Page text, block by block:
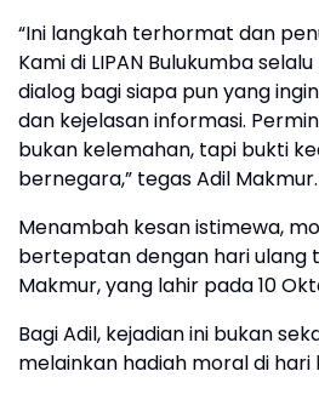
“Ini langkah terhormat dan
Kami di LIPAN Bulukumba
dialog bagi siapa pun yang
dan kejelasan informasi.
bukan kelemahan, tapi bukti
bernegara,” tegas Adil Makmur.
Menambah kesan istimewa,
bertepatan dengan hari ulang
Makmur, yang lahir pada 10
Bagi Adil, kejadian ini bukan
melainkan hadiah moral di hari